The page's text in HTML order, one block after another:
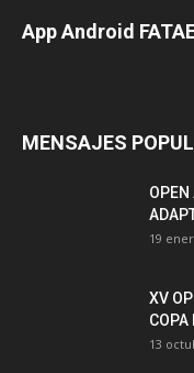
App Android
MENSAJES
OPEN
19
XV
COPA
13